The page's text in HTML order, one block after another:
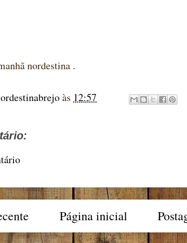
.
às 12:57
Página inicial